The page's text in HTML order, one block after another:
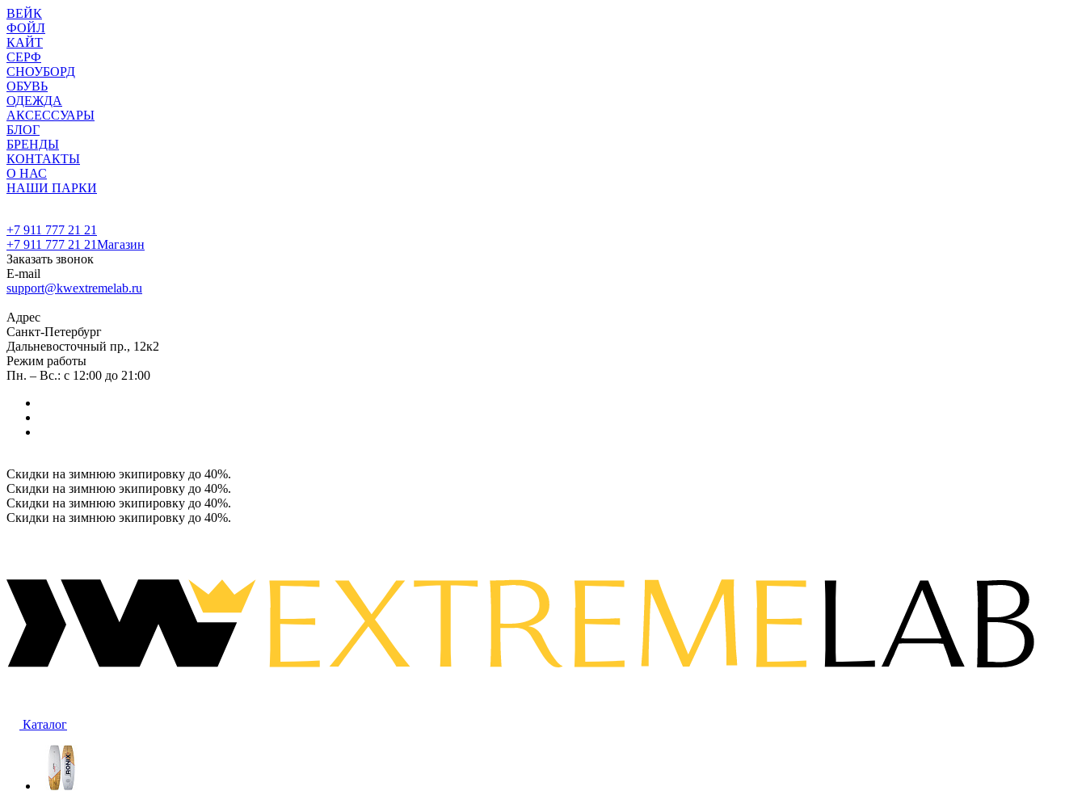
ВЕЙК
ФОЙЛ
КАЙТ
СЕРФ
СНОУБОРД
ОБУВЬ
ОДЕЖДА
АКСЕССУАРЫ
БЛОГ
БРЕНДЫ
КОНТАКТЫ
О НАС
НАШИ ПАРКИ
+7 911 777 21 21
+7 911 777 21 21Магазин
Заказать звонок
E-mail
support@kwextremelab.ru
Адрес
Санкт-Петербург
Дальневосточный пр., 12к2
Режим работы
Пн. – Вс.: с 12:00 до 21:00
Скидки на зимнюю экипировку до 40%.
Скидки на зимнюю экипировку до 40%.
Скидки на зимнюю экипировку до 40%.
Скидки на зимнюю экипировку до 40%.
Каталог